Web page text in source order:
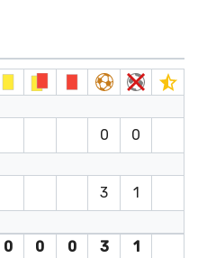
0 0
3 1
0 0 0 3 1